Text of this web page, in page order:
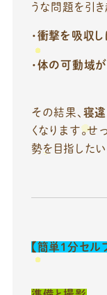
うな問題を引き
・衝撃を吸収し
・体の可動域
その結果、 寝
くなります。
勢を目指した
【簡単1分セル